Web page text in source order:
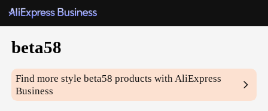
beta58
Find more stylebeta58 products with AliExpress
Business